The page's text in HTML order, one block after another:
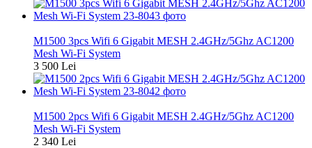
M1500 3pcs Wifi 6 Gigabit MESH 2.4GHz/5Ghz AC1200
Mesh Wi-Fi System
3 500 Lei
M1500 2pcs Wifi 6 Gigabit MESH 2.4GHz/5Ghz AC1200
Mesh Wi-Fi System
2 340 Lei